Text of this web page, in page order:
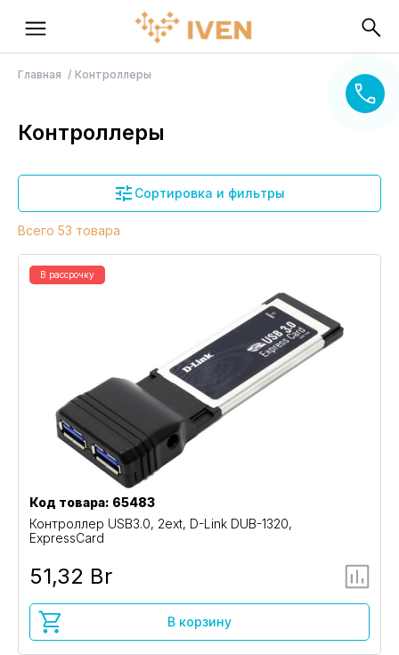
Главная Контроллеры
Контроллеры
Сортировка и фильтры
Всего 53 товара
В рассрочку
Код товара: 65483
Контроллер USB3.0, 2ext, D-Link DUB-1320,
ExpressCard
51,32 Br
В корзину